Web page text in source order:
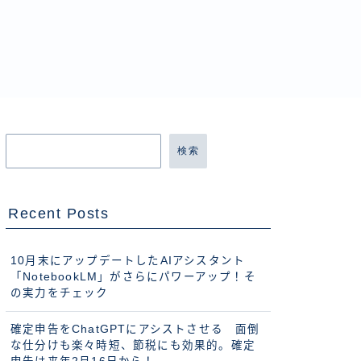
検索
Recent Posts
10月末にアップデートしたAIアシスタント
「NotebookLM」がさらにパワーアップ！そ
の実力をチェック
確定申告をChatGPTにアシストさせる 面倒
な仕分けも楽々時短、節税にも効果的。確定